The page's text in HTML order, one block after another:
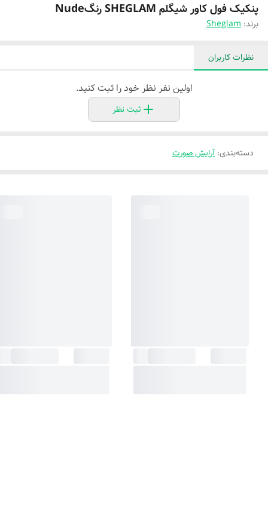
پنکیک فول کاور شیگلم SHEGLAM رنگNude
برند: Sheglam
نظرات کاربران
اولین نفر نظر خود را ثبت کنید.
ثبت نظر
دسته‌بندی: آرایش صورت